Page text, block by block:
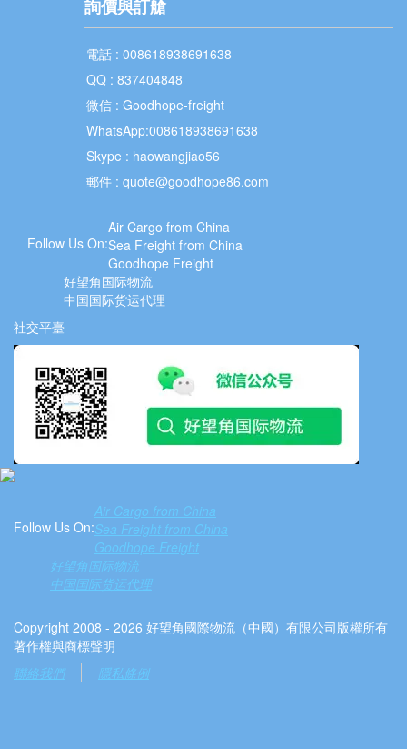
詢價與訂艙
電話 : 008618938691638
QQ : 837404848
微信 : Goodhope-freight
WhatsApp:008618938691638
Skype : haowangjiao56
郵件 : quote@goodhope86.com
Follow Us On:
Air Cargo from China
Sea Freight from China
Goodhope Freight
好望角国际物流
中国国际货运代理
社交平臺
Follow Us On:
Air Cargo from China
Sea Freight from China
Goodhope Freight
好望角国际物流
中国国际货运代理
Copyright 2008 - 2026 好望角國際物流（中國）有限公司版權所有
著作權與商標聲明
聯絡我們
隱私條例